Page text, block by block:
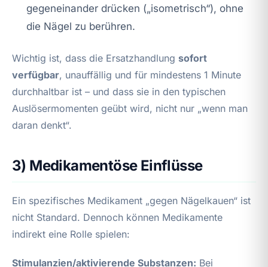
gegeneinander drücken („isometrisch“), ohne
die Nägel zu berühren.
Wichtig ist, dass die Ersatzhandlung sofort
verfügbar, unauffällig und für mindestens 1 Minute
durchhaltbar ist – und dass sie in den typischen
Auslösermomenten geübt wird, nicht nur „wenn man
daran denkt“.
3) Medikamentöse Einflüsse
Ein spezifisches Medikament „gegen Nägelkauen“ ist
nicht Standard. Dennoch können Medikamente
indirekt eine Rolle spielen:
Stimulanzien/aktivierende Substanzen: Bei